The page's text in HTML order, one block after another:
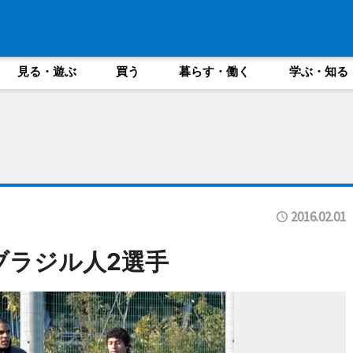
見る・遊ぶ 買う 暮らす・働く 学ぶ・知る
2016.02.01
ラジル人2選手